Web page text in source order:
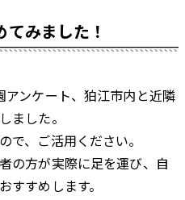
みました！
ンケート、狛江市内と近隣
ました。
で、ご活用ください。
の方が実際に足を運び、自
すすめします。